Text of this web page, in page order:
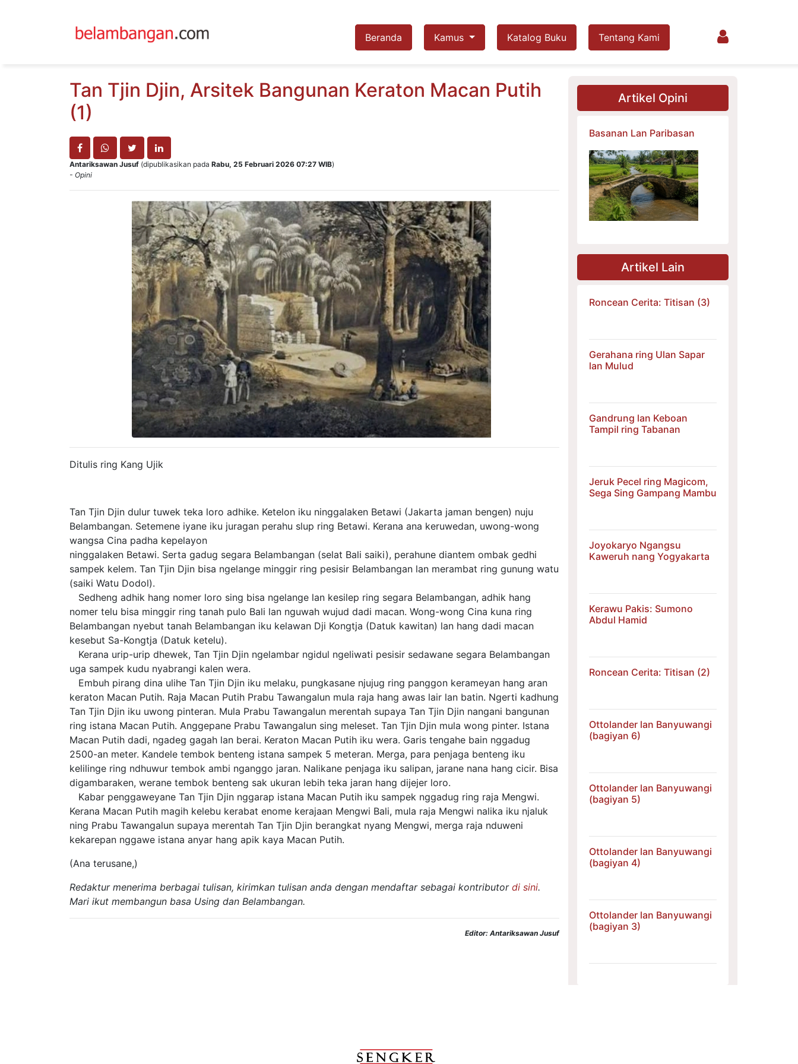
Beranda Kamus Katalog Buku Tentang Kami
Tan Tjin Djin, Arsitek Bangunan Keraton Macan Putih
(1)
Antariksawan Jusuf (dipublikasikan pada Rabu, 25 Februari 2026 07:27 WIB)
- Opini
Ditulis ring Kang Ujik
Tan Tjin Djin dulur tuwek teka loro adhike. Ketelon iku ninggalaken Betawi (Jakarta jaman bengen) nuju
Belambangan. Setemene iyane iku juragan perahu slup ring Betawi. Kerana ana keruwedan, uwong-wong
wangsa Cina padha kepelayon
ninggalaken Betawi. Serta gadug segara Belambangan (selat Bali saiki), perahune diantem ombak gedhi
sampek kelem. Tan Tjin Djin bisa ngelange minggir ring pesisir Belambangan lan merambat ring gunung watu
(saiki Watu Dodol).
Sedheng adhik hang nomer loro sing bisa ngelange lan kesilep ring segara Belambangan, adhik hang
nomer telu bisa minggir ring tanah pulo Bali lan nguwah wujud dadi macan. Wong-wong Cina kuna ring
Belambangan nyebut tanah Belambangan iku kelawan Dji Kongtja (Datuk kawitan) lan hang dadi macan
kesebut Sa-Kongtja (Datuk ketelu).
Kerana urip-urip dhewek, Tan Tjin Djin ngelambar ngidul ngeliwati pesisir sedawane segara Belambangan
uga sampek kudu nyabrangi kalen wera.
Embuh pirang dina ulihe Tan Tjin Djin iku melaku, pungkasane njujug ring panggon kerameyan hang aran
keraton Macan Putih. Raja Macan Putih Prabu Tawangalun mula raja hang awas lair lan batin. Ngerti kadhung
Tan Tjin Djin iku uwong pinteran. Mula Prabu Tawangalun merentah supaya Tan Tjin Djin nangani bangunan
ring istana Macan Putih. Anggepane Prabu Tawangalun sing meleset. Tan Tjin Djin mula wong pinter. Istana
Macan Putih dadi, ngadeg gagah lan berai. Keraton Macan Putih iku wera. Garis tengahe bain nggadug
2500-an meter. Kandele tembok benteng istana sampek 5 meteran. Merga, para penjaga benteng iku
kelilinge ring ndhuwur tembok ambi nganggo jaran. Nalikane penjaga iku salipan, jarane nana hang cicir. Bisa
digambaraken, werane tembok benteng sak ukuran lebih teka jaran hang dijejer loro.
Kabar penggaweyane Tan Tjin Djin nggarap istana Macan Putih iku sampek nggadug ring raja Mengwi.
Kerana Macan Putih magih kelebu kerabat enome kerajaan Mengwi Bali, mula raja Mengwi nalika iku njaluk
ning Prabu Tawangalun supaya merentah Tan Tjin Djin berangkat nyang Mengwi, merga raja nduweni
kekarepan nggawe istana anyar hang apik kaya Macan Putih.
(Ana terusane,)
Redaktur menerima berbagai tulisan, kirimkan tulisan anda dengan mendaftar sebagai kontributor di sini.
Mari ikut membangun basa Using dan Belambangan.
Editor: Antariksawan Jusuf
Artikel Opini
Basanan Lan Paribasan
Artikel Lain
Roncean Cerita: Titisan (3)
Gerahana ring Ulan Sapar
lan Mulud
Gandrung lan Keboan
Tampil ring Tabanan
Jeruk Pecel ring Magicom,
Sega Sing Gampang Mambu
Joyokaryo Ngangsu
Kaweruh nang Yogyakarta
Kerawu Pakis: Sumono
Abdul Hamid
Roncean Cerita: Titisan (2)
Ottolander lan Banyuwangi
(bagiyan 6)
Ottolander lan Banyuwangi
(bagiyan 5)
Ottolander lan Banyuwangi
(bagiyan 4)
Ottolander lan Banyuwangi
(bagiyan 3)